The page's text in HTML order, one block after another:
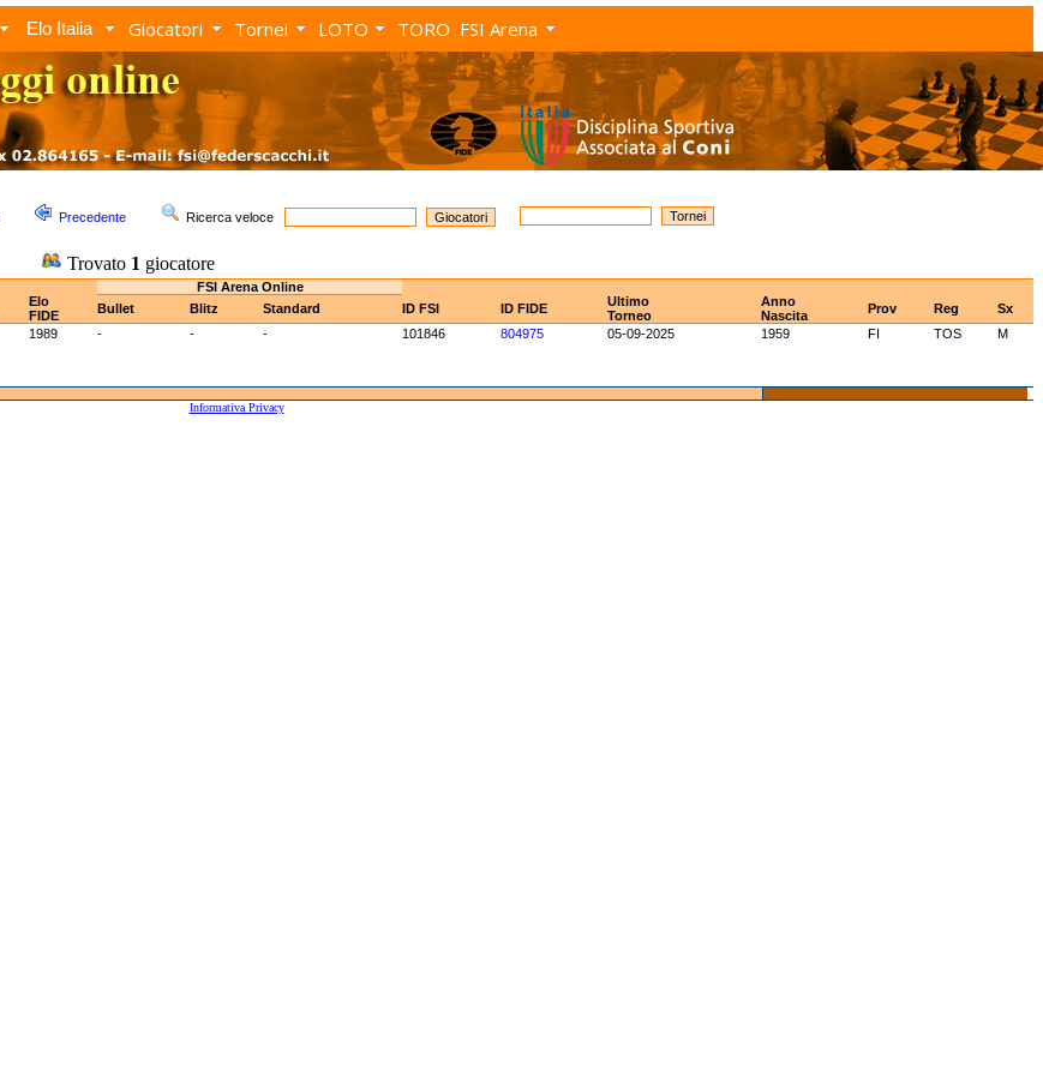
Elo Italia Giocatori Tornei LOTO TORO FSI Arena
Precedente Ricerca veloce
Trovato 1 giocatore
FSI Arena Online
Elo
FIDE
Bullet Blitz Standard ID FSI ID FIDE
Ultimo
Torneo
Anno
Nascita
Prov Reg
Sx
1989 - - - 101846 804975 05-09-2025 1959 FI TOS M
Informativa Privacy